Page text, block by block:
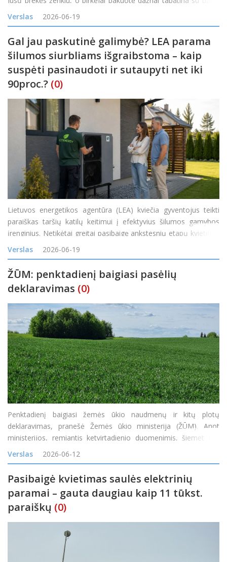
turiniu: prasta pakuotė signalizuoja apie prastą produktą, o
premium pakuotė kuria aukštos ver
Verslas 2026-06-19
Gal jau paskutinė galimybė? LEA parama
šilumos siurbliams išgraibstoma – kaip
suspėti pasinaudoti ir sutaupyti net iki
90proc.? (0)
Lietuvos energetikos agentūra (LEA) kviečia gyventojus teikti
paraiškas taršių katilų keitimui į efektyvius šilumos gamybos
įrenginius. Netikėtai greitai pasibaigę ankstesnių etapų kvietimai
rodo itin didelį gyventojų susidomėjimą naujais ir efektyviais
šilumos siurbliais
Verslas 2026-06-19
ŽŪM: penktadienį baigiasi pasėlių
deklaravimas (0)
Penktadienį baigiasi žemės ūkio naudmenų ir kitų plotų
deklaravimas, pranešė Žemės ūkio ministerija (ŽŪM). Anot
ministerijos, remiantis ketvirtadienio duomenimis, šiemet dar
nepasiekta pernykščio paraiškų skaičiaus – trūksta apie 13
tūkst., arba 12,17 proc. pa
Verslas 2026-06-12
Pasibaigė kvietimas saulės elektrinių
paramai – gauta daugiau kaip 11 tūkst.
paraiškų (0)